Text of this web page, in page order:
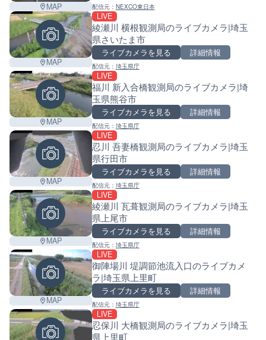
MAP 配信元： NEXCO東日本
MAP
LIVE
綾瀬川 横根観測局のライブカメラ|埼玉
県さいたま市
ライブカメラを見る 詳細情報
配信元： 埼玉県庁
MAP
LIVE
福川 新入合橋観測局のライブカメラ|埼
玉県熊谷市
ライブカメラを見る 詳細情報
配信元： 埼玉県庁
MAP
LIVE
忍川 吾妻橋観測局のライブカメラ|埼玉
県行田市
ライブカメラを見る 詳細情報
配信元： 埼玉県庁
MAP
LIVE
綾瀬川 瓦葺観測局のライブカメラ|埼玉
県上尾市
ライブカメラを見る 詳細情報
配信元： 埼玉県庁
MAP
LIVE
御陣場川 堤調節池流入口のライブカメ
ラ|埼玉県上里町
ライブカメラを見る 詳細情報
配信元： 埼玉県庁
LIVE
忍保川 大橋観測局のライブカメラ|埼玉
県上里町